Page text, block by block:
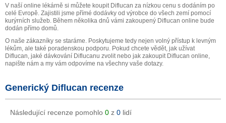
V naší online lékárně si můžete koupit Diflucan za nízkou cenu s dodáním po
celé Evropě. Zajistili jsme přímé dodávky od výrobce do všech zemí pomocí
kurýrních služeb. Během několika dnů vámi zakoupený Diflucan online bude
dodán přímo domů.
O naše zákazníky se staráme. Poskytujeme tedy nejen volný přístup k levným
lékům, ale také poradenskou podporu. Pokud chcete vědět, jak užívat
Diflucan, jaké dávkování Diflucanu zvolit nebo jak zakoupit Diflucan online,
napište nám a my vám odpovíme na všechny vaše dotazy.
Generický Diflucan recenze
Následující recenze pomohlo 0 z 0 lidí